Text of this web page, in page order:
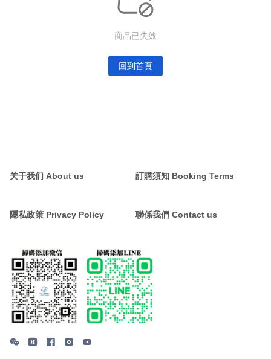
商品已失效
回到首頁
关于我们 About us 訂購須知 Booking Terms
隱私政策 Privacy Policy 聯係我們 Contact us